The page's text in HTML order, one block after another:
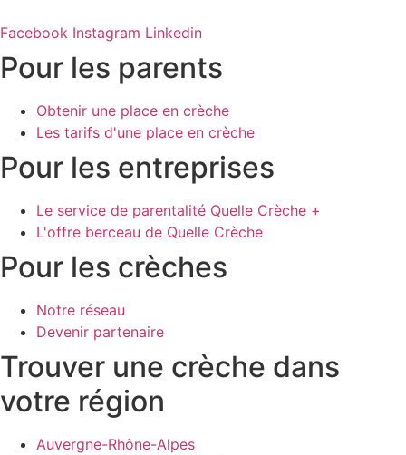
Facebook Instagram Linkedin
Pour les parents
Obtenir une place en crèche
Les tarifs d'une place en crèche
Pour les entreprises
Le service de parentalité Quelle Crèche +
L'offre berceau de Quelle Crèche
Pour les crèches
Notre réseau
Devenir partenaire
Trouver une crèche dans
votre région
Auvergne-Rhône-Alpes